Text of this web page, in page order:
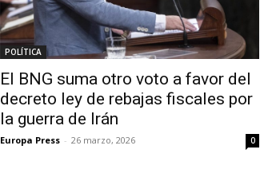
POLÍTICA
El BNG suma otro voto a favor del
decreto ley de rebajas fiscales por
la guerra de Irán
Europa Press - 26 marzo, 2026 0